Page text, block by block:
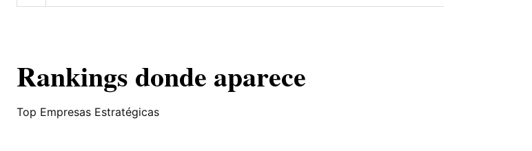
Rankings donde aparece
Top Empresas Estratégicas